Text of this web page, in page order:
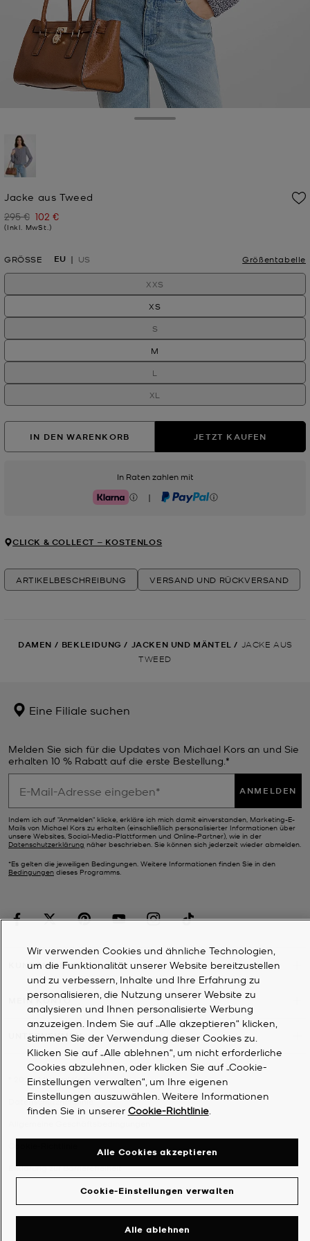
Jacke aus Tweed
Zuvor
295 € Jetzt
102 €
(Inkl. MwSt.)
GRÖSSE EU US Größentabelle
XXS
XS
S
M
L
XL
IN DEN WARENKORB JETZT KAUFEN
In Raten zahlen mit
Klarna | PayPal
CLICK & COLLECT ‒ KOSTENLOS
ARTIKELBESCHREIBUNG VERSAND UND RÜCKVERSAND
DAMEN / BEKLEIDUNG / JACKEN UND MÄNTEL / JACKE AUS
TWEED
Eine Filiale suchen
Melden Sie sich für die Updates von Michael Kors an und Sie
erhalten 10 % Rabatt auf die erste Bestellung.*
ANMELDEN
Indem ich auf "Anmelden" klicke, erkläre ich mich damit einverstanden, Marketing-E-
Mails von Michael Kors zu erhalten (einschließlich personalisierter Informationen über
unsere Websites, Social-Media-Plattformen und Online-Partner), wie in der
Datenschutzerklärung näher beschrieben. Sie können sich jederzeit wieder abmelden.
*Es gelten die jeweiligen Bedingungen. Weitere Informationen finden Sie in den
Bedingungen dieses Programms.
KUNDENDIENST
MEIN KONTO
UNTERNEHMEN
2026Michael Kors
Datenschutzrichtlinie
Erklärung zur Barrierefreiheit
Wir verwenden Cookies und ähnliche Technologien,
um die Funktionalität unserer Website bereitzustellen
und zu verbessern, Inhalte und Ihre Erfahrung zu
personalisieren, die Nutzung unserer Website zu
analysieren und Ihnen personalisierte Werbung
anzuzeigen. Indem Sie auf „Alle akzeptieren“ klicken,
stimmen Sie der Verwendung dieser Cookies zu.
Klicken Sie auf „Alle ablehnen“, um nicht erforderliche
Cookies abzulehnen, oder klicken Sie auf „Cookie-
Einstellungen verwalten“, um Ihre eigenen
Einstellungen auszuwählen. Weitere Informationen
finden Sie in unserer Cookie-Richtlinie.
Cookie-Einstellungen verwalten
Alle ablehnen
Alle Cookies akzeptieren